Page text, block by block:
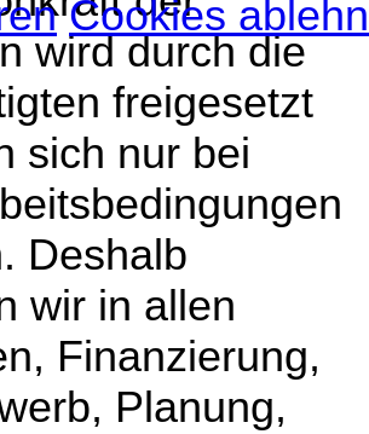
wird durch die
freigesetzt
sich nur bei
Deshalb
wir in allen
Finanzierung,
Planung,
Cookies